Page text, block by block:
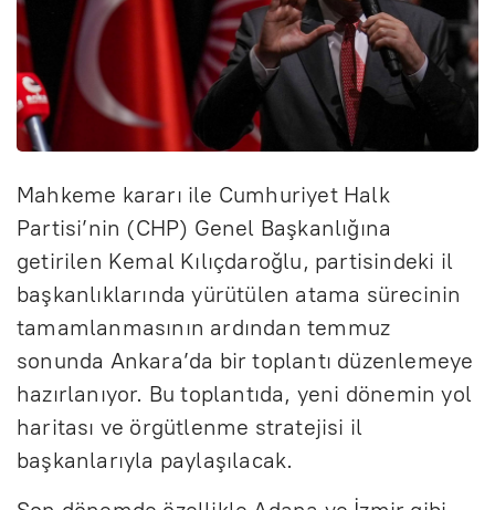
Mahkeme kararı ile Cumhuriyet Halk
Partisi’nin (CHP) Genel Başkanlığına
getirilen Kemal Kılıçdaroğlu, partisindeki il
başkanlıklarında yürütülen atama sürecinin
tamamlanmasının ardından temmuz
sonunda Ankara’da bir toplantı düzenlemeye
hazırlanıyor. Bu toplantıda, yeni dönemin yol
haritası ve örgütlenme stratejisi il
başkanlarıyla paylaşılacak.